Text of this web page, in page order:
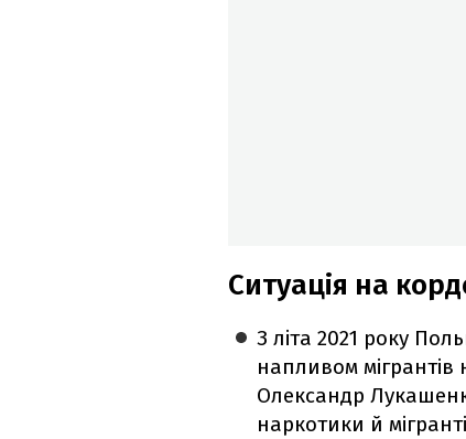
Ситуація на
З літа 2021 року
напливом мігрантів
Олександр
наркотики й